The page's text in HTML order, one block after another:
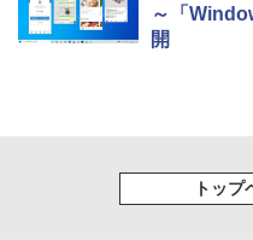
～「
開
トップ